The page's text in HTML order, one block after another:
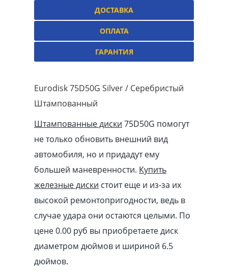
ДОСТАВКА
ОПЛАТА
ГАРАНТИЯ
Eurodisk 75D50G Silver / Серебристый
Штампованный
Штампованные диски 75D50G помогут
не только обновить внешний вид
автомобиля, но и придадут ему
большей маневренности. Купить
железные диски стоит еще и из-за их
высокой ремонтопригодности, ведь в
случае удара они остаются целыми. По
цене 0.00 pуб вы приобретаете диск
диаметром дюймов и шириной 6.5
дюймов.